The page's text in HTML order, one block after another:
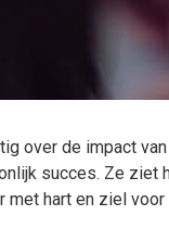
over de impact
succes. Ze ziet
met hart en ziel voor